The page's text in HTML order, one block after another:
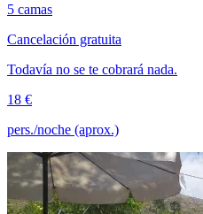
5 camas
Cancelación gratuita
Todavía no se te cobrará nada.
18 €
pers./noche (aprox.)